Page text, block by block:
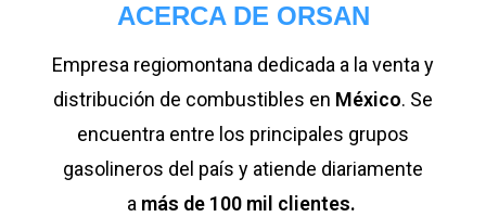
ACERCA DE ORSAN
Empresa regiomontana dedicada a la venta y
distribución de combustibles en México. Se
encuentra entre los principales grupos
gasolineros del país y atiende diariamente
a más de 100 mil clientes.